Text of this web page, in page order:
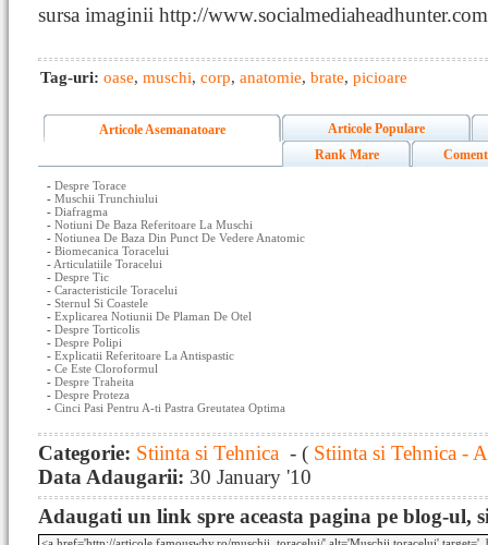
sursa imaginii http://www.socialmediaheadhunter.com
Tag-uri: oase, muschi, corp, anatomie, brate, picioare
Articole Asemanatoare
Articole Populare
Rank Mare
- Despre Torace
- Muschii Trunchiului
- Diafragma
- Notiuni De Baza Referitoare La Muschi
- Notiunea De Baza Din Punct De Vedere Anatomic
- Biomecanica Toracelui
- Articulatiile Toracelui
- Despre Tic
- Caracteristicile Toracelui
- Sternul Si Coastele
- Explicarea Notiunii De Plaman De Otel
- Despre Torticolis
- Despre Polipi
- Explicatii Referitoare La Antispastic
- Ce Este Cloroformul
- Despre Traheita
- Despre Proteza
- Cinci Pasi Pentru A-ti Pastra Greutatea Optima
Categorie: Stiinta si Tehnica - ( Stiinta si Tehnica -
Data Adaugarii: 30 January '10
Adaugati un link spre aceasta pagina pe blog-ul,